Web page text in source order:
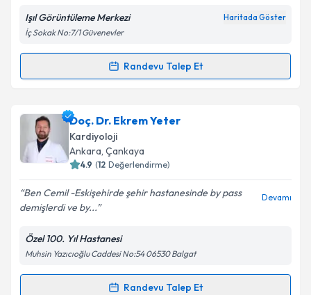
Kişisel verilerimin işlenmesine ilişkinAydınlatma
kapsamda işlenmesini kabul ediyorum.
Takvim Talebini Gönder
Işıl Görüntüleme Merkezi Haritada Göster
İç Sokak No:7/1 Güvenevler
Randevu Talep Et
Randevu Takvimi Talebi
Dr. Işıl Soygür için randevu takvimi talebi oluşturun.
Size bu uzmandan randevu almanız için bir takvim
hazırlandığında e-posta ile bilgilendireceğiz.
Kişisel verilerimin işlenmesine ilişkin
Metni'ni okudum ve kişisel verilerimin belirtilen
kapsamda işlenmesini kabul ediyorum.
Doç. Dr. Ekrem Yeter
Kardiyoloji
Ankara, Çankaya
4.9 (12 Değerlendirme)
Ben Cemil -Eskişehirde şehir hastanesinde by pass
demişlerdi ve by...
Devamı
Özel 100. Yıl Hastanesi
Muhsin Yazıcıoğlu Caddesi No:54 06530 Balgat
Randevu Talep Et